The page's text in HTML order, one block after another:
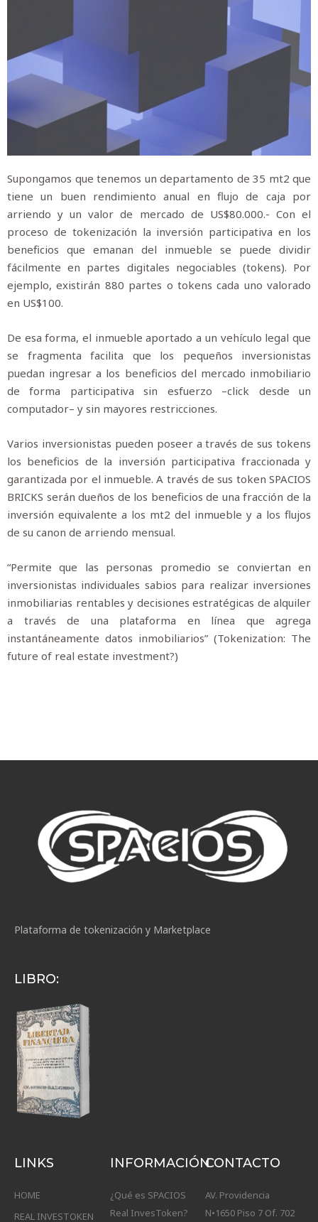
Supongamos que tenemos un departamento de 35 mt2 que
tiene un buen rendimiento anual en flujo de caja por
arriendo y un valor de mercado de US$80.000.- Con el
proceso de tokenización la inversión participativa en los
beneficios que emanan del inmueble se puede dividir
fácilmente en partes digitales negociables (tokens). Por
ejemplo, existirán 880 partes o tokens cada uno valorado
en US$100.
De esa forma, el inmueble aportado a un vehículo legal que
se fragmenta facilita que los pequeños inversionistas
puedan ingresar a los beneficios del mercado inmobiliario
de forma participativa sin esfuerzo –click desde un
computador– y sin mayores restricciones.
Varios inversionistas pueden poseer a través de sus tokens
los beneficios de la inversión participativa fraccionada y
garantizada por el inmueble. A través de sus token SPACIOS
BRICKS serán dueños de los beneficios de una fracción de la
inversión equivalente a los mt2 del inmueble y a los flujos
de su canon de arriendo mensual.
“Permite que las personas promedio se conviertan en
inversionistas individuales sabios para realizar inversiones
inmobiliarias rentables y decisiones estratégicas de alquiler
a través de una plataforma en línea que agrega
instantáneamente datos inmobiliarios” (Tokenization: The
future of real estate investment?)
Plataforma de tokenización y Marketplace
LIBRO:
LINKS
HOME
REAL INVESTOKEN
INFORMACIÓN
¿Qué es SPACIOS
Real InvesToken?
CONTACTO
AV. Providencia
N•1650 Piso 7 Of. 702